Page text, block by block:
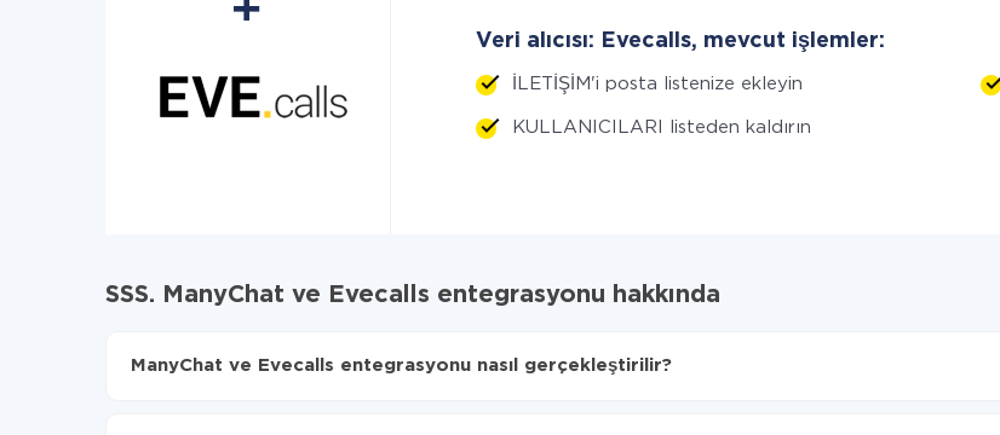
Veri alıcısı: Evecalls, mevcut işlemler:
İLETİŞİM'i posta listenize ekleyin
KULLANICILARI listeden kaldırın
SSS. ManyChat ve Evecalls entegrasyonu hakkında
ManyChat ve Evecalls entegrasyonu nasıl gerçekleştirilir?